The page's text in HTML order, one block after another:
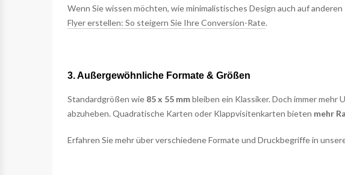
Wenn Sie wissen möchten, wie minimalistisches Design auch auf
Flyer erstellen: So steigern Sie Ihre Conversion-Rate.
3. Außergewöhnliche Formate & Größen
Standardgrößen wie 85 x 55 mmbleiben ein Klassiker. Doch immer mehr
abzuheben. Quadratische Karten oder Klappvisitenkarten bieten mehr
Erfahren Sie mehr über verschiedene Formate und Druckbegriffe in